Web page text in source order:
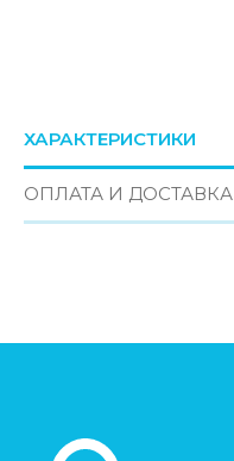
ХАРАКТЕРИСТИКИ
ОПЛАТА И ДОСТАВКА